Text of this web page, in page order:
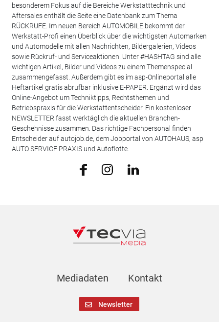
besonderem Fokus auf die Bereiche Werkstatttechnik und
Aftersales enthält die Seite eine Datenbank zum Thema
RÜCKRUFE. Im neuen Bereich AUTOMOBILE bekommt der
Werkstatt-Profi einen Überblick über die wichtigsten Automarken
und Automodelle mit allen Nachrichten, Bildergalerien, Videos
sowie Rückruf- und Serviceaktionen. Unter #HASHTAG sind alle
wichtigen Artikel, Bilder und Videos zu einem Themenspecial
zusammengefasst. Außerdem gibt es im asp-Onlineportal alle
Heftartikel gratis abrufbar inklusive E-PAPER. Ergänzt wird das
Online-Angebot um Techniktipps, Rechtsthemen und
Betriebspraxis für die Werkstattentscheider. Ein kostenloser
NEWSLETTER fasst werktäglich die aktuellen Branchen-
Geschehnisse zusammen. Das richtige Fachpersonal finden
Entscheider auf autojob.de, dem Jobportal von AUTOHAUS, asp
AUTO SERVICE PRAXIS und Autoflotte.
Mediadaten Kontakt
Newsletter